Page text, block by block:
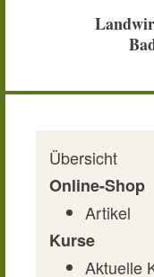
Übersicht
Online-Shop
Artikel
Kurse
Aktuelle